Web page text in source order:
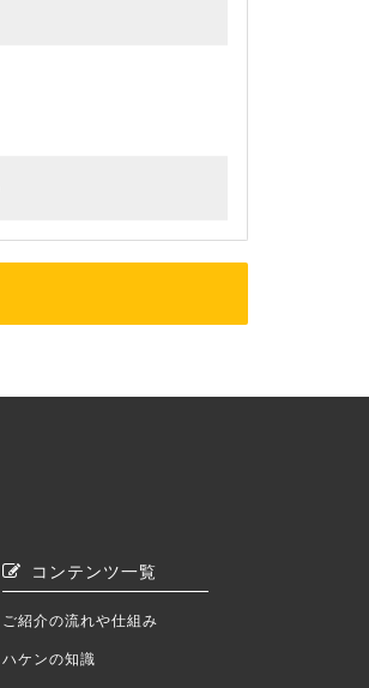
コンテンツ一覧
ご紹介の流れや仕組み
ハケンの知識